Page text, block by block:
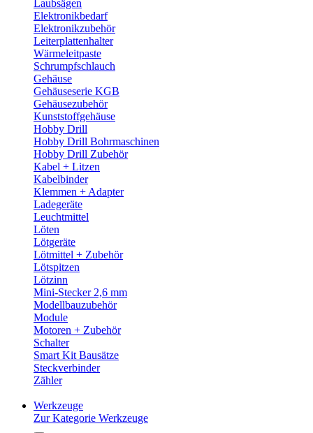
Laubsägen
Elektronikbedarf
Elektronikzubehör
Leiterplattenhalter
Wärmeleitpaste
Schrumpfschlauch
Gehäuse
Gehäuseserie KGB
Gehäusezubehör
Kunststoffgehäuse
Hobby Drill
Hobby Drill Bohrmaschinen
Hobby Drill Zubehör
Kabel + Litzen
Kabelbinder
Klemmen + Adapter
Ladegeräte
Leuchtmittel
Löten
Lötgeräte
Lötmittel + Zubehör
Lötspitzen
Lötzinn
Mini-Stecker 2,6 mm
Modellbauzubehör
Module
Motoren + Zubehör
Schalter
Smart Kit Bausätze
Steckverbinder
Zähler
Werkzeuge
Zur Kategorie Werkzeuge